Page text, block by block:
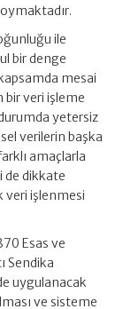
ile
bir denge
mesai
bir veri işleme
yetersiz
verilerin başka
amaçlarla
de dikkate
veri işlenmesi
Esas ve
Sendika
uygulanacak
ve sisteme